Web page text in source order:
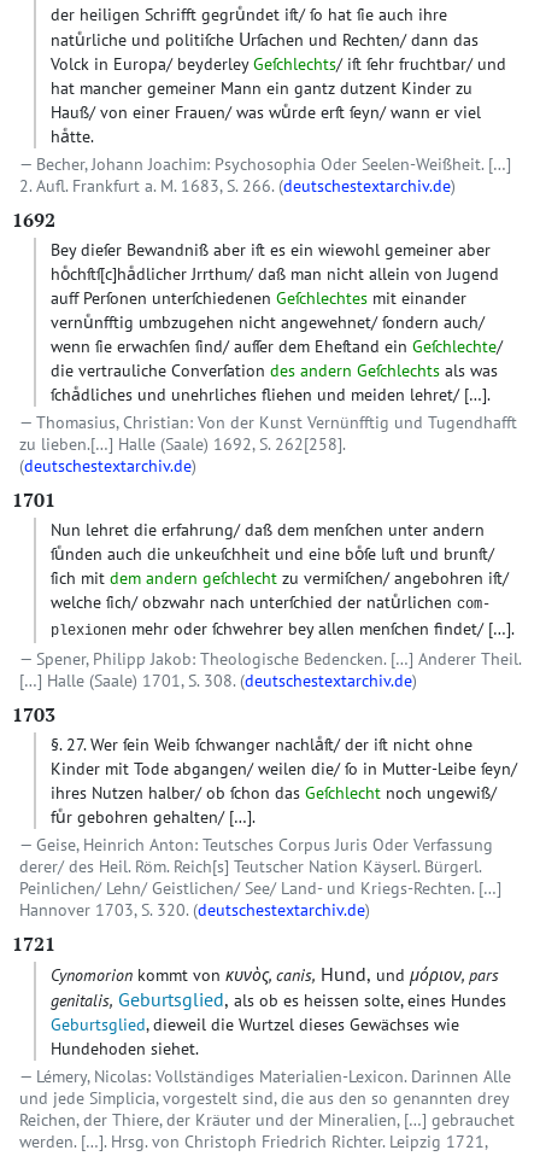
der heiligen Schrifft gegruͤndet iſt/ ſo hat ſie auch ihre
natuͤrliche und politiſche Urſachen und Rechten/ dann das
Volck in Europa/ beyderleyGeſchlechts/ iſt ſehr fruchtbar/ und
hat mancher gemeiner Mann ein gantz dutzent Kinder zu
Hauß/ von einer Frauen/ was wuͤrde erſt ſeyn/ wann er viel
haͤtte.
Becher, Johann Joachim: Psychosophia Oder Seelen-Weißheit. […]
2. Aufl. Frankfurt a. M. 1683, S. 266. (deutschestextarchiv.de)
1692
Bey dieſer Bewandniß aber iſt es ein wiewohl gemeiner aber
hoͤchſtſ[c]haͤdlicher Jrrthum/ daß man nicht allein von Jugend
auff Perſonen unterſchiedenen Geſchlechtes mit einander
vernuͤnfftig umbzugehen nicht angewehnet/ ſondern auch/
wenn ſie erwachſen ſind/ auſſer dem Eheſtand ein Geſchlechte/
die vertrauliche Converſation des andern Geſchlechts als was
ſchaͤdliches und unehrliches fliehen und meiden lehret/ […].
Thomasius, Christian: Von der Kunst Vernünfftig und Tugendhafft
zu lieben.[…] Halle (Saale) 1692, S. 262[258].
(deutschestextarchiv.de)
1701
Nun lehret die erfahrung/ daß dem menſchen unter andern
ſuͤnden auch die unkeuſchheit und eine boͤſe luſt und brunſt/
ſich mit dem andern geſchlecht zu vermiſchen/ angebohren iſt/
welche ſich/ obzwahr nach unterſchied der natuͤrlichen com-
plexionen mehr oder ſchwehrer bey allen menſchen findet/ […].
Spener, Philipp Jakob: Theologische Bedencken. […] Anderer Theil.
[…] Halle (Saale) 1701, S. 308. (deutschestextarchiv.de)
1703
§. 27. Wer ſein Weib ſchwanger nachlaͤſt/ der iſt nicht ohne
Kinder mit Tode abgangen/ weilen die/ ſo in Mutter-Leibe ſeyn/
ihres Nutzen halber/ ob ſchon das Geſchlecht noch ungewiß/
fuͤr gebohren gehalten/ […].
Geise, Heinrich Anton: Teutsches Corpus Juris Oder Verfassung
derer/ des Heil. Röm. Reich[s] Teutscher Nation Käyserl. Bürgerl.
Peinlichen/ Lehn/ Geistlichen/ See/ Land- und Kriegs-Rechten. […]
Hannover 1703, S. 320. (deutschestextarchiv.de)
1721
Cynomorion kommt von κυνὸς, canis, Hund, und μόριον, pars
genitalis, Geburtsglied, als ob es heissen solte, eines Hundes
Geburtsglied, dieweil die Wurtzel dieses Gewächses wie
Hundehoden siehet.
Lémery, Nicolas: Vollständiges Materialien-Lexicon. Darinnen Alle
und jede Simplicia, vorgestelt sind, die aus den so genannten drey
Reichen, der Thiere, der Kräuter und der Mineralien, […] gebrauchet
werden. […]. Hrsg. von Christoph Friedrich Richter. Leipzig 1721,